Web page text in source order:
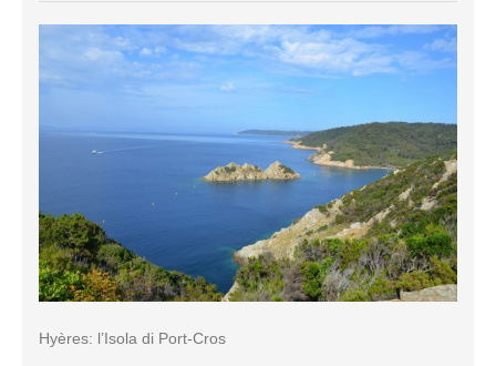
Hyères: l’Isola di Port-Cros